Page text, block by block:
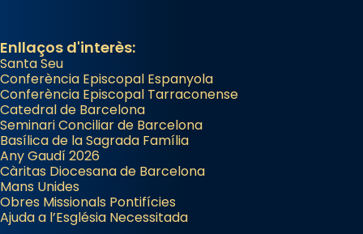
Enllaços d'interès:
Santa Seu
Conferència Episcopal Espanyola
Conferència Episcopal Tarraconense
Catedral de Barcelona
Seminari Conciliar de Barcelona
Basílica de la Sagrada Família
Any Gaudí 2026
Càritas Diocesana de Barcelona
Mans Unides
Obres Missionals Pontifícies
Ajuda a l’Església Necessitada